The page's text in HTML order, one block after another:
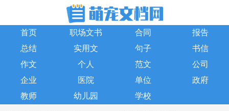
首页 职场文书 合同
报告
总结
实用文 句子
书信
作文
个人 范文
公司
企业
医院 单位
政府
教师
幼儿园 学校